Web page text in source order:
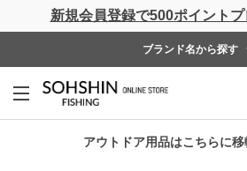
新規会員登録で500ポイントプ
ブランド名から探す
アウトドア用品はこちらに
ライフベスト ウェーダー レイン
ホーム > RBB >